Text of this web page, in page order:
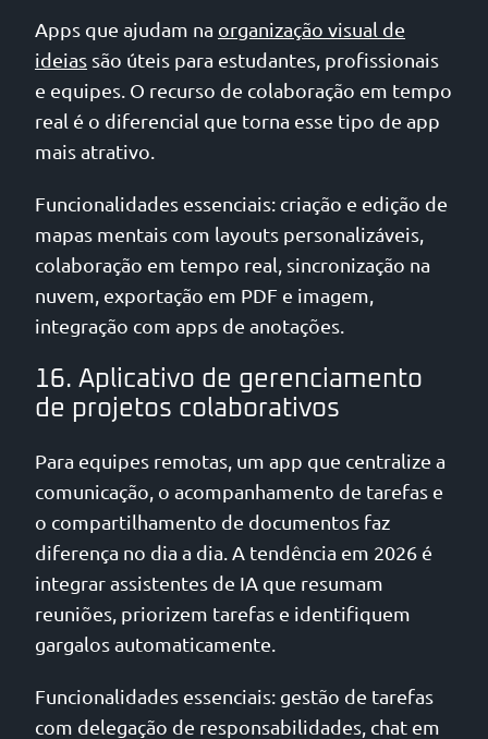
Apps que ajudam na organização visual de
ideias são úteis para estudantes, profissionais
e equipes. O recurso de colaboração em tempo
real é o diferencial que torna esse tipo de app
mais atrativo.
Funcionalidades essenciais: criação e edição de
mapas mentais com layouts personalizáveis,
colaboração em tempo real, sincronização na
nuvem, exportação em PDF e imagem,
integração com apps de anotações.
16. Aplicativo de gerenciamento
de projetos colaborativos
Para equipes remotas, um app que centralize a
comunicação, o acompanhamento de tarefas e
o compartilhamento de documentos faz
diferença no dia a dia. A tendência em 2026 é
integrar assistentes de IA que resumam
reuniões, priorizem tarefas e identifiquem
gargalos automaticamente.
Funcionalidades essenciais: gestão de tarefas
com delegação de responsabilidades, chat em